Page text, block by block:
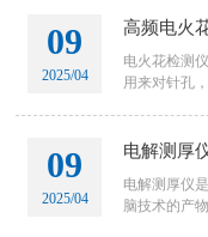
09
2025/04
高频电火
电火花检测
用来对针孔
09
2025/04
电解测厚
电解测厚仪
脑技术的产